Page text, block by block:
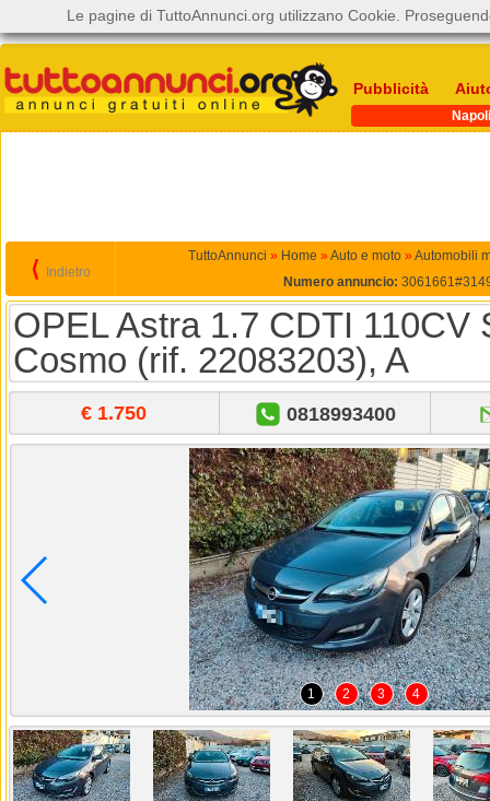
Pubblicità
Napoli
⟨ Indietro
TuttoAnnunci » Home » Auto e moto » Automobili
Numero annuncio:
OPEL Astra 1.7 CDTI 110CV
Cosmo (rif. 22083203), A
€ 1.750 0818993400
1 2 3 4
Le pagine di TuttoAnnunci.org utilizzano Cookie.